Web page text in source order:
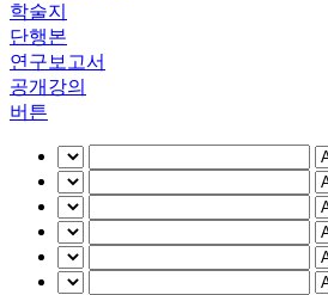
학술지
단행본
연구보고서
공개강의
버튼